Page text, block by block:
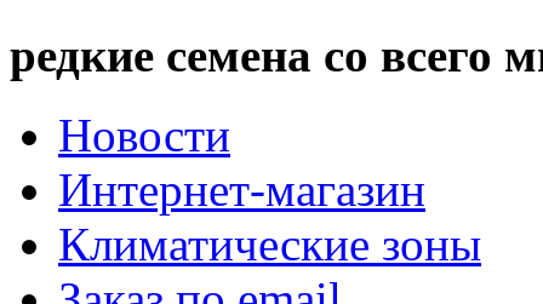
редкие семена со всего
Новости
Интернет-магазин
Климатические зоны